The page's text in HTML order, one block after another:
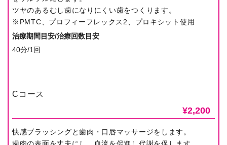
ツヤのあるむし歯になりにくい歯をつくります。
※PMTC、プロフィーフレックス2、プロキシット使用
治療期間目安/治療回数目安
40分/1回
Cコース
¥2,200
快感ブラッシングと歯肉・口唇マッサージをします。